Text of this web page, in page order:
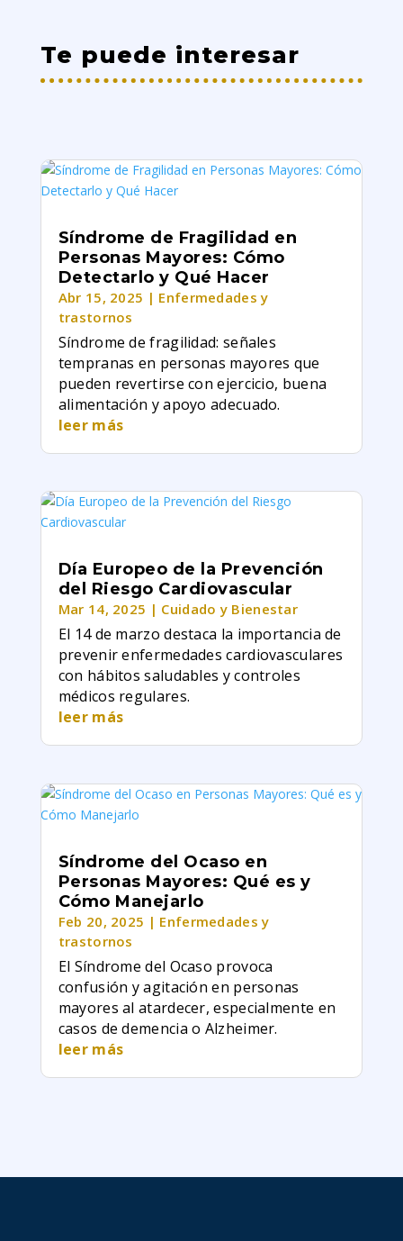
Te puede interesar
Síndrome de Fragilidad en
Personas Mayores: Cómo
Detectarlo y Qué Hacer
Abr 15, 2025 | Enfermedades y
trastornos
Síndrome de fragilidad: señales
tempranas en personas mayores que
pueden revertirse con ejercicio, buena
alimentación y apoyo adecuado.
leer más
Día Europeo de la Prevención
del Riesgo Cardiovascular
Mar 14, 2025 | Cuidado y Bienestar
El 14 de marzo destaca la importancia de
prevenir enfermedades cardiovasculares
con hábitos saludables y controles
médicos regulares.
leer más
Síndrome del Ocaso en
Personas Mayores: Qué es y
Cómo Manejarlo
Feb 20, 2025 | Enfermedades y
trastornos
El Síndrome del Ocaso provoca
confusión y agitación en personas
mayores al atardecer, especialmente en
casos de demencia o Alzheimer.
leer más